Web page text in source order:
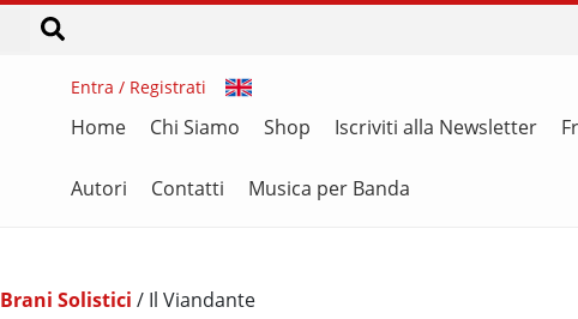
Cerca
Entra / Registrati
Home Chi Siamo Shop Iscriviti alla Newsletter
Autori Contatti Musica per Banda
Brani Solistici / Il Viandante